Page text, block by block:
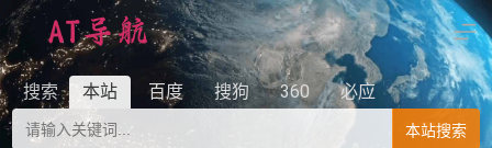
搜索 本站 百度 搜狗 360 必应
本站搜索